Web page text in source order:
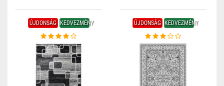
ÚJDONSÁG KEDVEZMÉNY ÚJDONSÁG KEDVEZMÉNY